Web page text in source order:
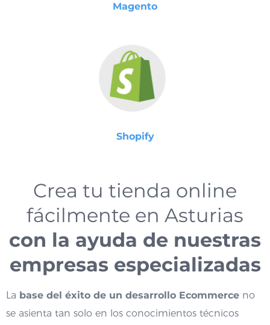
Magento
Shopify
Crea tu tienda online
fácilmente en Asturias
con la ayuda de nuestras
empresas especializadas
La base del éxito de un desarrollo Ecommerce no
se asienta tan solo en los conocimientos técnicos